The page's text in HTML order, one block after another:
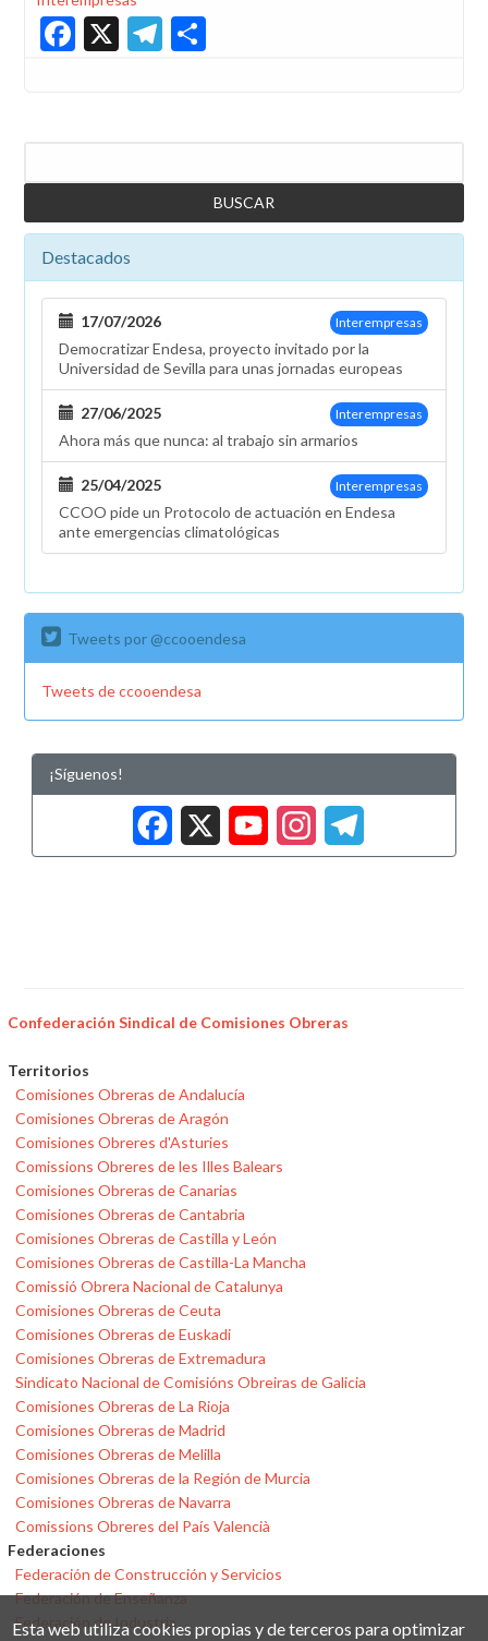
Facebook
X Telegram
Destacados
Interempresas
17/07/2026
Democratizar Endesa, proyecto invitado por la
Universidad de Sevilla para unas jornadas europeas
Interempresas
27/06/2025
Ahora más que nunca: al trabajo sin armarios
Interempresas
25/04/2025
CCOO pide un Protocolo de actuación en Endesa
ante emergencias climatológicas
Tweets por @ccooendesa
Tweets de ccooendesa
¡Síguenos!
Facebook
X
Confederación Sindical de Comisiones Obreras
Territorios
Comisiones Obreras de Andalucía
Comisiones Obreras de Aragón
Comisiones Obreres d'Asturies
Comissions Obreres de les Illes Balears
Comisiones Obreras de Canarias
Comisiones Obreras de Cantabria
Comisiones Obreras de Castilla y León
Comisiones Obreras de Castilla-La Mancha
Comissió Obrera Nacional de Catalunya
Comisiones Obreras de Ceuta
Comisiones Obreras de Euskadi
Comisiones Obreras de Extremadura
Sindicato Nacional de Comisións Obreiras de Galicia
Comisiones Obreras de La Rioja
Comisiones Obreras de Madrid
Comisiones Obreras de Melilla
Comisiones Obreras de la Región de Murcia
Comisiones Obreras de Navarra
Comissions Obreres del País Valencià
Federaciones
Federación de Construcción y Servicios
Federación de Enseñanza
Federación de Industria
Esta web utiliza cookies propias y de terceros para optimizar